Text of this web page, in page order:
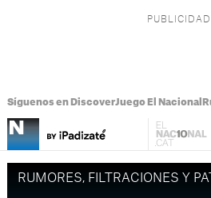
Síguenos en DiscoverJuego El Nacional
RUMORES, FILTRACIONES Y